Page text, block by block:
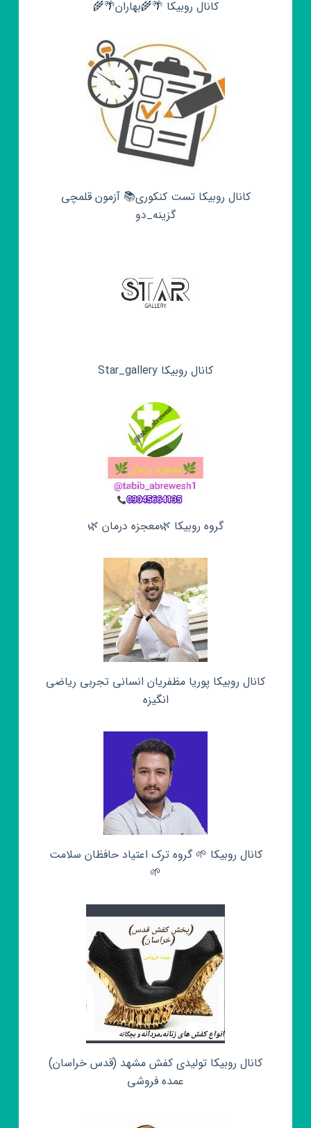
کانال روبیکا 🌴🌾بهاران🌴🌾
کانال روبیکا تست کنکوری📚 آزمون قلمچی‌‌
گزینه_دو
کانال روبیکا Star_gallery
گروه روبیکا 🌿معجزه درمان 🌿
کانال روبیکا پوریا مظفریان انسانی تجربی ریاضی
انگیزه
کانال روبیکا 🌱 گروه ترک اعتیاد حافظان سلامت
🌱
کانال روبیکا تولیدی کفش مشهد (قدس خراسان)
عمده فروشی